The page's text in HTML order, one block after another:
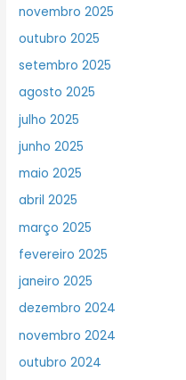
novembro 2025
outubro 2025
setembro 2025
agosto 2025
julho 2025
junho 2025
maio 2025
abril 2025
março 2025
fevereiro 2025
janeiro 2025
dezembro 2024
novembro 2024
outubro 2024